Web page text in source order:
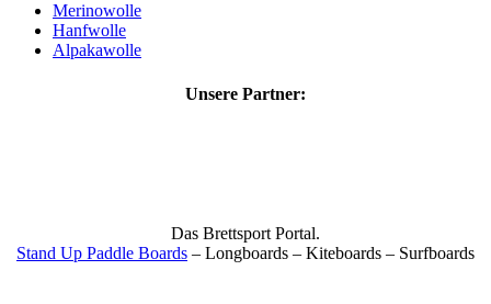
Merinowolle
Hanfwolle
Alpakawolle
Unsere Partner:
Das Brettsport Portal.
Stand Up Paddle Boards – Longboards – Kiteboards – Surfboards